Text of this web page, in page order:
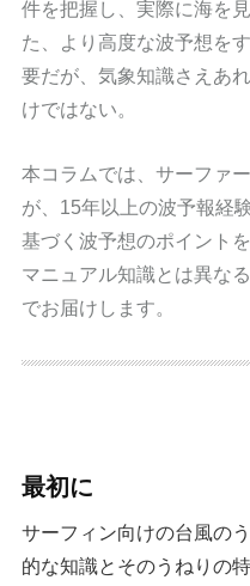
件を把握し、実際に海を
た、より高度な波予想を
要だが、気象知識さえあ
けではない。
本コラムでは、サーファ
が、15年以上の波予報経
基づく波予想のポイント
マニュアル知識とは異な
でお届けします。
最初に
サーフィン向けの台風の
的な知識とそのうねりの
ウェストジャ
イベント・リリース